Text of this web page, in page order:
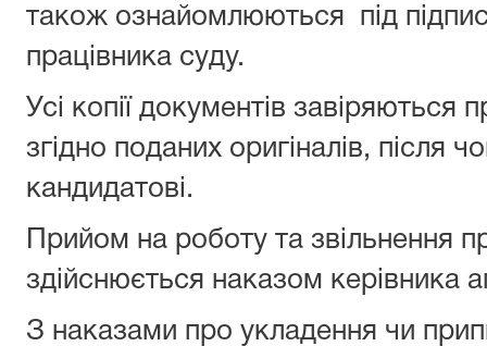
також ознайомлюються під
працівника суду.
Усі копії документів
згідно поданих оригіналів, після
кандидатові.
Прийом на роботу та звільнення
здійснюється наказом керівника
З наказами про укладення чи